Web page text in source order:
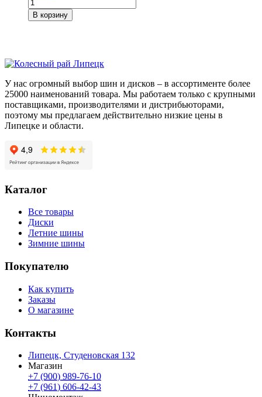
товара
Viatti
526
107
T
В корзину
У нас огромный выбор шин и дисков – в ассортименте более
25000 наименований товара. Мы работаем только с крупными
поставщиками, производителями и дистрибьюторами,
поэтому мы предлагаем действительно низкие цены в
Липецке и области.
Каталог
Все товары
Диски
Летние шины
Зимние шины
Покупателю
Как купить
Заказы
О магазине
Контакты
Липецк, Студеновская 132
Магазин
+7 (900) 989-76-10
+7 (961) 606-42-43